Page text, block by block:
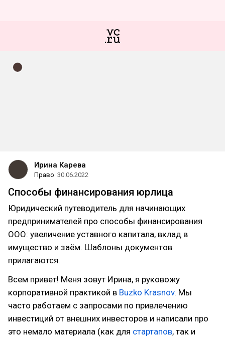
Ирина Карева
Право 30.06.2022
Способы финансирования юрлица
Юридический путеводитель для начинающих
предпринимателей про способы финансирования
ООО: увеличение уставного капитала, вклад в
имущество и заём. Шаблоны документов
прилагаются.
Всем привет! Меня зовут Ирина, я руковожу
корпоративной практикой в Buzko Krasnov. Мы
часто работаем с запросами по привлечению
инвестиций от внешних инвесторов и написали про
это немало материала (как для стартапов, так и